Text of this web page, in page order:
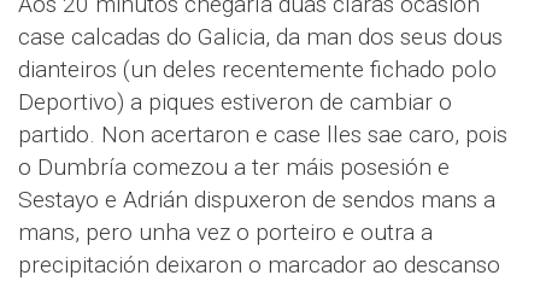
case calcadas do Galicia, da man dos seus dous
dianteiros (un deles recentemente fichado polo
Deportivo) a piques estiveron de cambiar o
partido. Non acertaron e case lles sae caro, pois
o Dumbría comezou a ter máis posesión e
Sestayo e Adrián dispuxeron de sendos mans a
mans, pero unha vez o porteiro e outra a
precipitación deixaron o marcador ao descanso